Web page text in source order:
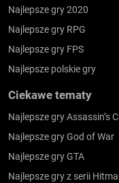
Najlepsze gry 2020
Najlepsze gry RPG
Najlepsze gry FPS
Najlepsze polskie gry
Ciekawe tematy
Najlepsze gry Assassin’s
Najlepsze gry God of War
Najlepsze gry GTA
Najlepsze gry z serii